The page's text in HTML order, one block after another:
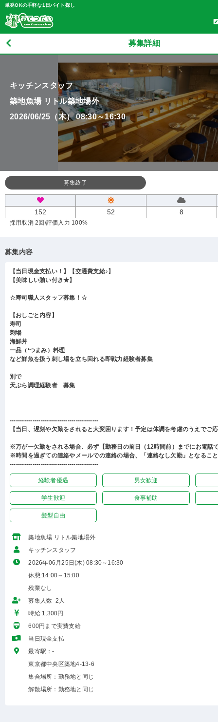
単発OKの手軽な1日バイト探し
募集詳細
キッチンスタッフ
築地魚場 リトル築地場外
2026/06/25（木） 08:30～16:30
募集終了
152 52 8
採用取消 2回 /評価入力 100%
募集内容
【当日現金支払い！】【交通費支給♪】
【美味しい賄い付き★】
☆寿司職人スタッフ募集！☆
【おしごと内容】
寿司
刺場
海鮮丼
一品（‘つまみ）料理
など鮮魚を扱う刺し場を立ち回れる即戦力経験者募集
別で
天ぷら調理経験者 募集
-------------------------------------------
【当日、遅刻や欠勤をされると大変困ります！予定は体調を考慮のうえでご
※万が一欠勤をされる場合、必ず【勤務日の前日（12時間前）までにお電話
※時間を過ぎての連絡やメールでの連絡の場合、「連絡なし欠勤」となるこ
-------------------------------------------
経験者優遇 男女歓迎
学生歓迎 食事補助
髪型自由
築地魚場 リトル築地場外
キッチンスタッフ
2026年06月25日(木) 08:30～16:30
休憩:14:00～15:00
残業なし
募集人数 2人
時給 1,300円
600円まで実費支給
当日現金支払
最寄駅：-
東京都中央区築地4-13-6
集合場所：勤務地と同じ
解散場所：勤務地と同じ